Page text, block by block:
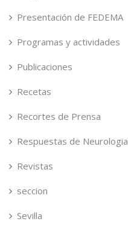
Presentación de FEDEMA
Programas y actividades
Publicaciones
Recetas
Recortes de Prensa
Respuestas de Neurologia
Revistas
seccion
Sevilla